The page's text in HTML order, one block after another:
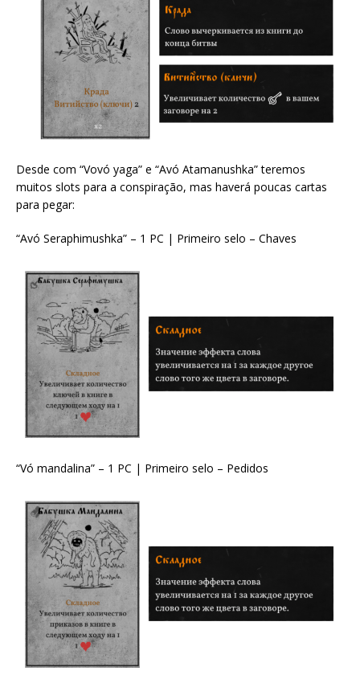
Desde com “Vovó yaga” e “Avó Atamanushka” teremos
muitos slots para a conspiração, mas haverá poucas cartas
para pegar:
“Avó Seraphimushka” – 1 PC | Primeiro selo – Chaves
“Vó mandalina” – 1 PC | Primeiro selo – Pedidos